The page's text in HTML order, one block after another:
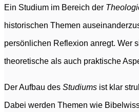
Ein Studium im Bereich der
historischen Themen
persönlichen Reflexion anregt. Wer
theoretische als auch praktische
Der Aufbau des Studiums ist klar
Dabei werden Themen wie